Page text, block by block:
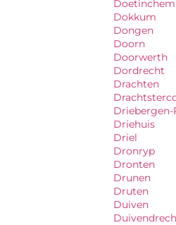
Doetinchem
Dokkum
Dongen
Doorn
Doorwerth
Dordrecht
Drachten
Driebergen-
Driehuis
Driel
Dronryp
Dronten
Drunen
Druten
Duiven